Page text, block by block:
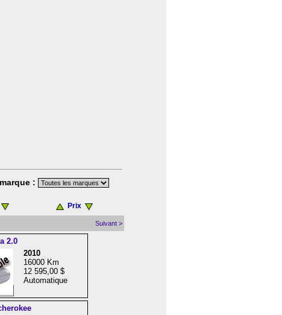
:
Prix
Suivant >
2.0
2010
16000 Km
12 595,00 $
Automatique